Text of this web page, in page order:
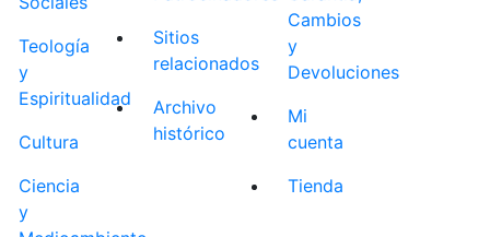
Teología
y
Espiritualidad
Cultura
Ciencia
y
Sitios
relacionados
Archivo
histórico
Cambios
y
Devoluciones
Mi
cuenta
Tienda